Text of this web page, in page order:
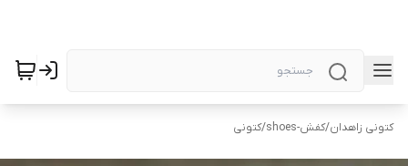
کتونی زاهدان/کفش-shoes /کتونی